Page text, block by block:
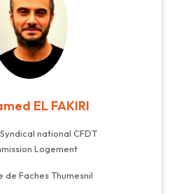
EL FAKIRI
national CFDT
Logement
de Faches Thumesnil